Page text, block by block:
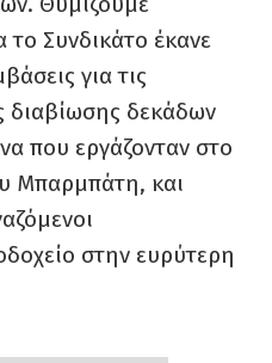
Συνδικάτο έκανε
για τις
διαβίωσης δεκάδων
που εργάζονταν στο
Μπαρμπάτη, και
στην ευρύτερη